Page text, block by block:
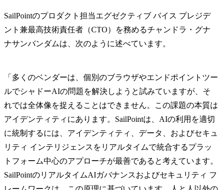
SailPointのプロダクト担当エグゼクティブ バイス プレジデ
ント兼最高技術責任者（CTO）を務めるチャンドラ・グナ
ナサンバンダムは、次のように述べています。
「多くのベンダーは、個別のブラウザやエンドポイントツー
ルでシャドーAIの問題を解決しようと試みていますが、そ
れでは全体像を捉えることはできません。この課題の本質は
アイデンティティにあります。SailPointは、AIの利用を適切
に統制するには、アイデンティティ、データ、およびセキュ
リティ インテリジェンスをリアルタイムで統合するプラッ
トフォーム中心のアプローチが最善であると考えています。
SailPointのリアルタイムAIガバナンスおよびセキュリティ フ